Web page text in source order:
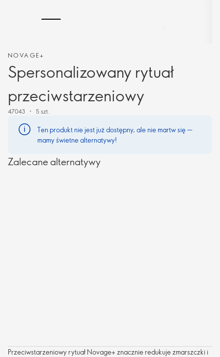
NOVAGE+
Spersonalizowany rytuał
przeciwstarzeniowy
47043 5 szt.
Ten produkt nie jest już dostępny, ale nie martw się —
mamy świetne alternatywy!
Zalecane alternatywy
Przeciwstarzeniowy rytuał Novage+ znacznie redukuje zmarszczki i